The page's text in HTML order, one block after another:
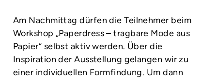
Am Nachmittag dürfen die Teilnehmer beim
Workshop „Paperdress – tragbare Mode aus
Papier“ selbst aktiv werden. Über die
Inspiration der Ausstellung gelangen wir zu
einer individuellen Formfindung. Um dann